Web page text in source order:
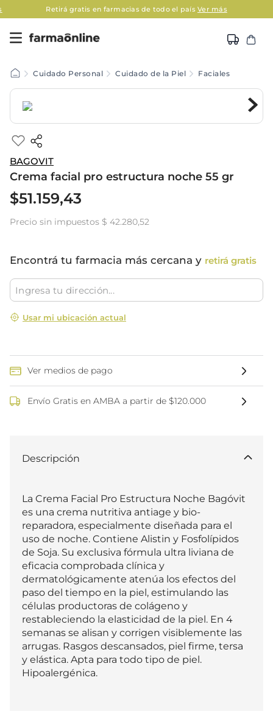
Retirá gratis en farmacias de todo el país Ver más
Cuidado Personal Cuidado de la Piel Faciales
BAGOVIT
Crema facial pro estructura noche 55 gr
$51.159,43
Precio sin impuestos $ 42.280,52
Encontrá tu farmacia más cercana y retirá gratis
Usar mi ubicación actual
Ver medios de pago
Envío Gratis en AMBA a partir de $120.000
Descripción
La Crema Facial Pro Estructura Noche Bagóvit
es una crema nutritiva antiage y bio-
reparadora, especialmente diseñada para el
uso de noche. Contiene Alistin y Fosfolípidos
de Soja. Su exclusiva fórmula ultra liviana de
eficacia comprobada clínica y
dermatológicamente atenúa los efectos del
paso del tiempo en la piel, estimulando las
células productoras de colágeno y
restableciendo la elasticidad de la piel. En 4
semanas se alisan y corrigen visiblemente las
arrugas. Rasgos descansados, piel firme, tersa
y elástica. Apta para todo tipo de piel.
Hipoalergénica.